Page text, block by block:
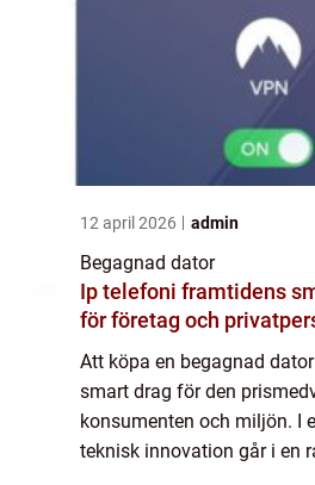
12 april 2026 admin
Begagnad dator
Ip telefoni framtidens smarta telefoni
för företag och
Att köpa en begagnad
smart drag för den
konsumenten och miljön. I
teknisk innovation går i en